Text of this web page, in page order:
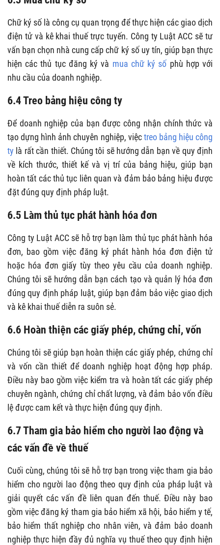
Chữ ký số là công cụ quan trọng để thực hiện các giao dịch
điện tử và kê khai thuế trực tuyến. Công ty Luật ACC sẽ tư
vấn bạn chọn nhà cung cấp chữ ký số uy tín, giúp bạn thực
hiện các thủ tục đăng ký và mua chữ ký số phù hợp với
nhu cầu của doanh nghiệp.
6.4 Treo bảng hiệu công ty
Để doanh nghiệp của bạn được công nhận chính thức và
tạo dựng hình ảnh chuyên nghiệp, việctreo bảng hiệu công
ty là rất cần thiết. Chúng tôi sẽ hướng dẫn bạn về quy định
về kích thước, thiết kế và vị trí của bảng hiệu, giúp bạn
hoàn tất các thủ tục liên quan và đảm bảo bảng hiệu được
đặt đúng quy định pháp luật.
6.5 Làm thủ tục phát hành hóa đơn
Công ty Luật ACC sẽ hỗ trợ bạn làm thủ tục phát hành hóa
đơn, bao gồm việc đăng ký phát hành hóa đơn điện tử
hoặc hóa đơn giấy tùy theo yêu cầu của doanh nghiệp.
Chúng tôi sẽ hướng dẫn bạn cách tạo và quản lý hóa đơn
đúng quy định pháp luật, giúp bạn đảm bảo việc giao dịch
và kê khai thuế diễn ra suôn sẻ.
6.6 Hoàn thiện các giấy phép, chứng chỉ, vốn
Chúng tôi sẽ giúp bạn hoàn thiện các giấy phép, chứng chỉ
và vốn cần thiết để doanh nghiệp hoạt động hợp pháp.
Điều này bao gồm việc kiểm tra và hoàn tất các giấy phép
chuyên ngành, chứng chỉ chất lượng, và đảm bảo vốn điều
lệ được cam kết và thực hiện đúng quy định.
6.7 Tham gia bảo hiểm cho người lao động và
các vấn đề về thuế
Cuối cùng, chúng tôi sẽ hỗ trợ bạn trong việc tham gia bảo
hiểm cho người lao động theo quy định của pháp luật và
giải quyết các vấn đề liên quan đến thuế. Điều này bao
gồm việc đăng ký tham gia bảo hiểm xã hội, bảo hiểm y tế,
bảo hiểm thất nghiệp cho nhân viên, và đảm bảo doanh
nghiệp thực hiện đầy đủ nghĩa vụ thuế theo quy định hiện